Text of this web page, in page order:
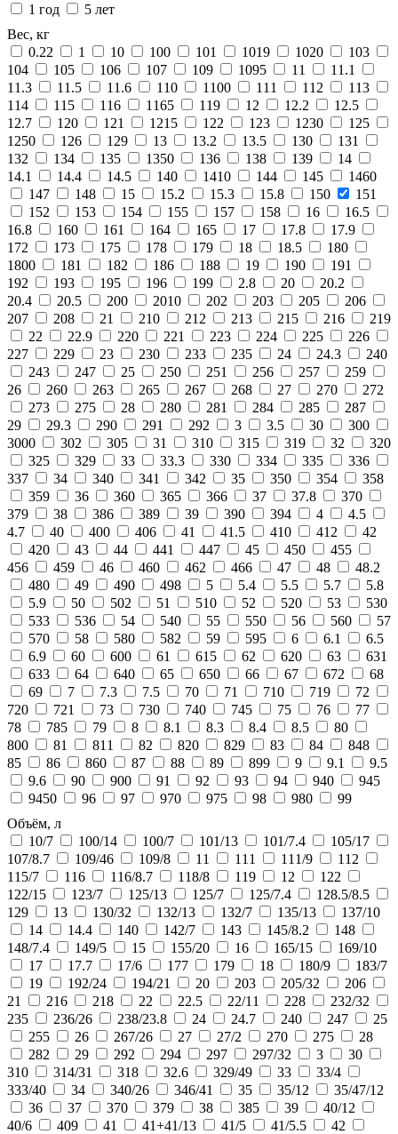
1 год
5 лет
Вес, кг
0.22
1 10 100 101 1019 1020
103
104
105 106 107 109 1095 11
11.1
11.3
11.5 11.6 110 1100 111 112
113
114
115 116 1165 119 12 12.2
12.5
12.7
120 121 1215 122 123 1230
125
1250
126 129 13 13.2 13.5 130
131
132
134 135 1350 136 138 139
14
14.1
14.4 14.5 140 1410 144 145
1460
147
148 15 15.2 15.3 15.8 150
151
152
153 154 155 157 158 16
16.5
16.8
160 161 164 165 17 17.8
17.9
172
173 175 178 179 18 18.5
180
1800
181 182 186 188 19 190
191
192
193 195 196 199 2.8 20
20.2
20.4
20.5 200 2010 202 203 205
206
207
208 21 210 212 213 215 216
219
22
22.9 220 221 223 224 225
226
227
229 23 230 233 235 24 24.3
240
243
247 25 250 251 256 257
259
26
260 263 265 267 268 27 270
272
273
275 28 280 281 284 285
287
29
29.3 290 291 292 3 3.5 30
300
3000
302 305 31 310 315 319 32
320
325
329 33 33.3 330 334 335
336
337
34 340 341 342 35 350 354
358
359
36 360 365 366 37 37.8
370
379
38 386 389 39 390 394 4
4.5
4.7
40 400 406 41 41.5 410 412
42
420
43 44 441 447 45 450
455
456
459 46 460 462 466 47 48
48.2
480
49 490 498 5 5.4 5.5 5.7
5.8
5.9
50 502 51 510 52 520 53
530
533
536 54 540 55 550 56 560
57
570
58 580 582 59 595 6 6.1
6.5
6.9
60 600 61 615 62 620 63
631
633
64 640 65 650 66 67 672
68
69
7 7.3 7.5 70 71 710 719
72
720
721 73 730 740 745 75 76
77
78
785 79 8 8.1 8.3 8.4 8.5
80
800
81 811 82 820 829 83 84
848
85
86 860 87 88 89 899 9 9.1
9.5
9.6
90 900 91 92 93 94 940
945
9450
96 97 970 975 98 980
99
Объём, л
10/7
100/14 100/7 101/13 101/7.4
105/17
107/8.7
109/46 109/8 11 111 111/9
112
115/7
116 116/8.7 118/8 119 12
122
122/15
123/7 125/13 125/7 125/7.4
128.5/8.5
129
13 130/32 132/13 132/7 135/13
137/10
14
14.4 140 142/7 143 145/8.2
148
148/7.4
149/5 15 155/20 16 165/15
169/10
17
17.7 17/6 177 179 18 180/9
183/7
19
192/24 194/21 20 203 205/32
206
21
216 218 22 22.5 22/11 228
232/32
235
236/26 238/23.8 24 24.7 240 247
25
255
26 267/26 27 27/2 270 275
28
282
29 292 294 297 297/32 3
30
310
314/31 318 32.6 329/49 33
33/4
333/40
34 340/26 346/41 35 35/12
35/47/12
36
37 370 379 38 385 39
40/12
40/6
409 41 41+41/13 41/5 41/5.5
42